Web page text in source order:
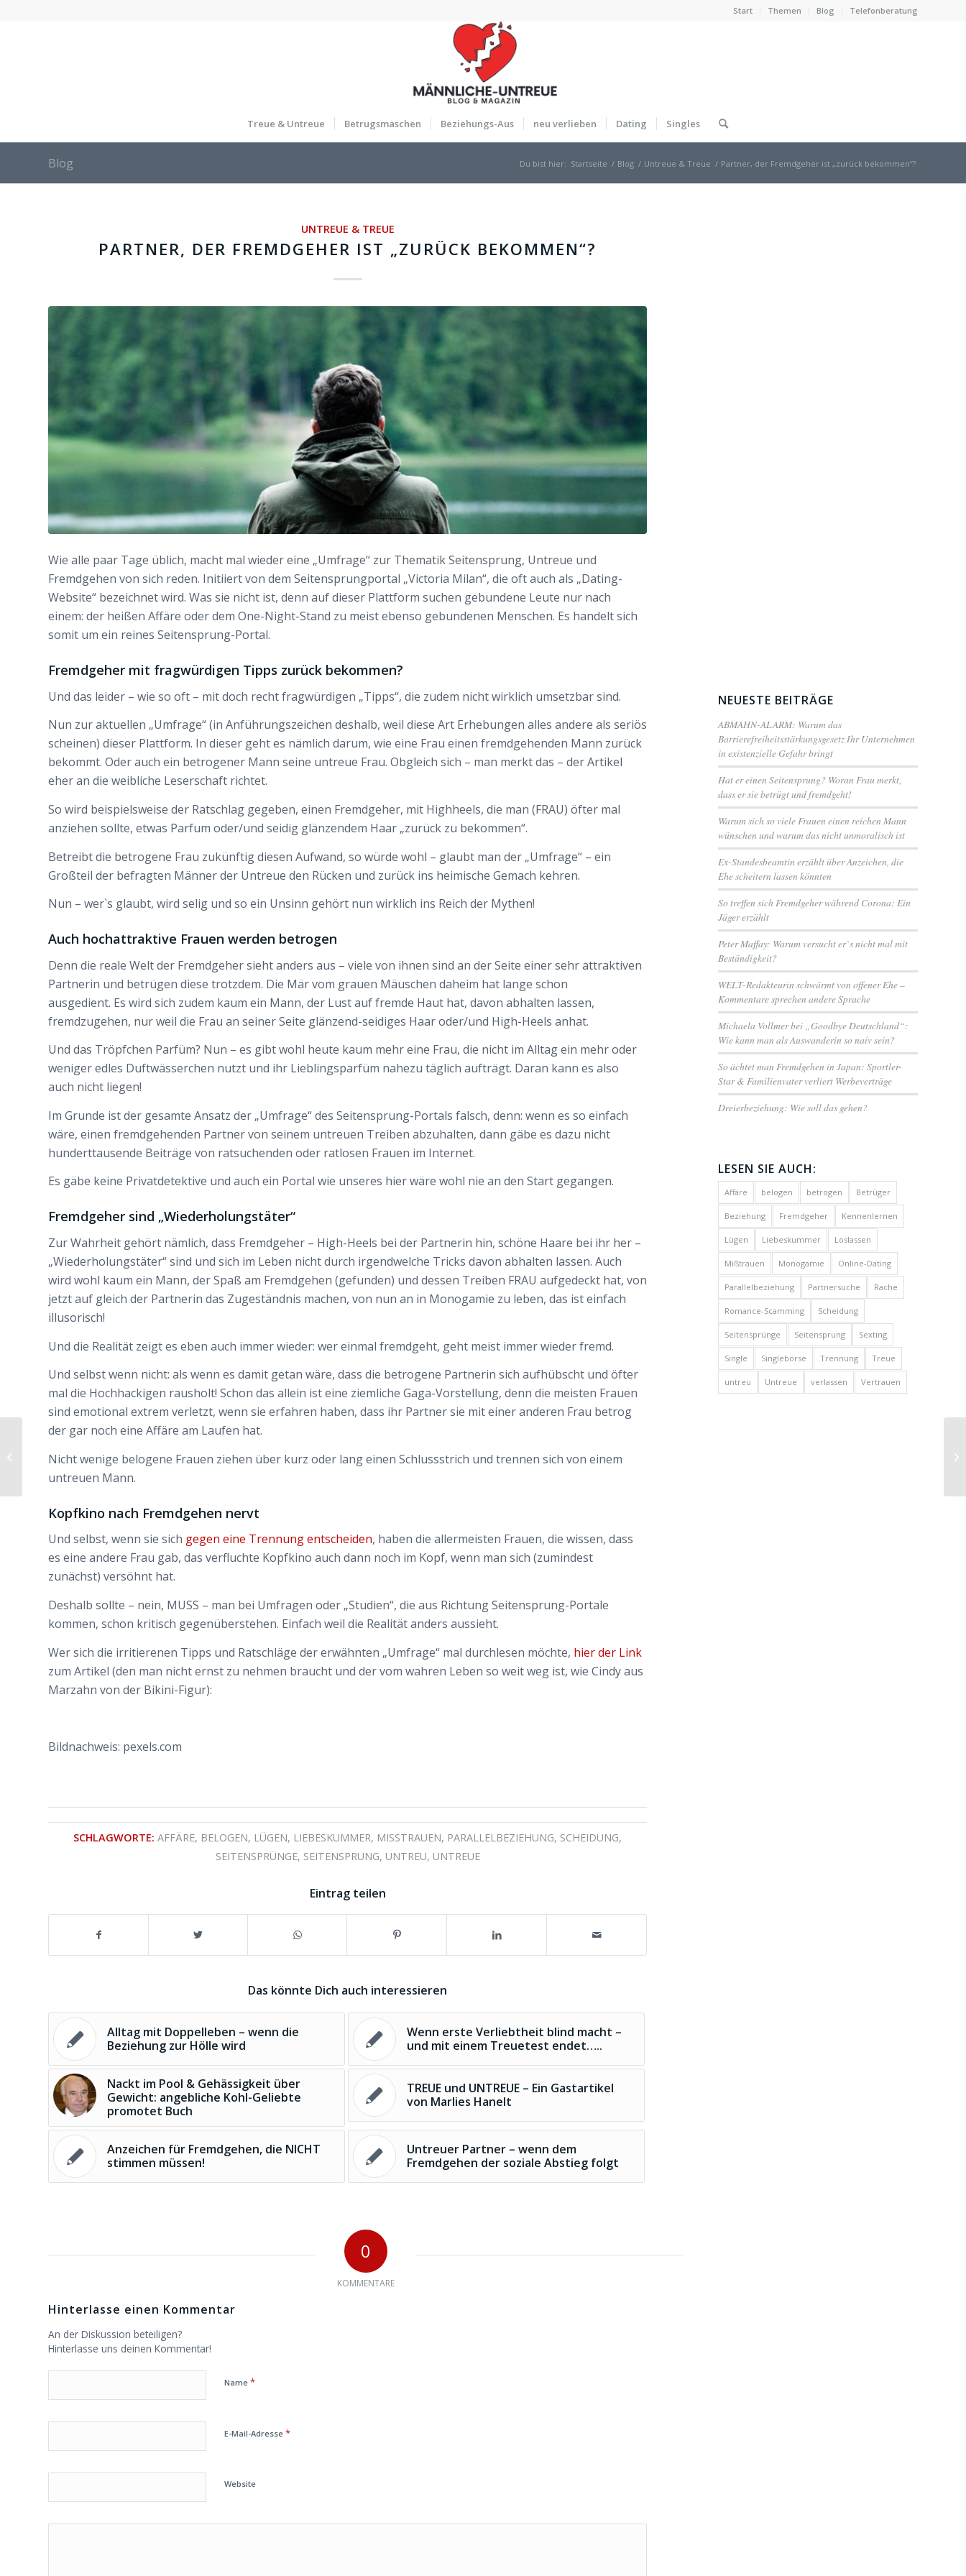
Start Themen Blog Telefonberatung
Treue & Untreue Betrugsmaschen Beziehungs-Aus neu verlieben Dating Singles
Blog Du bist hier: Startseite / Blog / Untreue & Treue / Partner, der Fremdgeher ist „zurück bekommen“?
UNTREUE & TREUE
PARTNER, DER FREMDGEHER IST „ZURÜCK BEKOMMEN“?
Wie alle paar Tage üblich, macht mal wieder eine „Umfrage“ zur Thematik Seitensprung, Untreue und
Fremdgehen von sich reden. Initiiert von dem Seitensprungportal „Victoria Milan“, die oft auch als „Dating-
Website“ bezeichnet wird. Was sie nicht ist, denn auf dieser Plattform suchen gebundene Leute nur nach
einem: der heißen Affäre oder dem One-Night-Stand zu meist ebenso gebundenen Menschen. Es handelt sich
somit um ein reines Seitensprung-Portal.
Fremdgeher mit fragwürdigen Tipps zurück bekommen?
Und das leider – wie so oft – mit doch recht fragwürdigen „Tipps“, die zudem nicht wirklich umsetzbar sind.
Nun zur aktuellen „Umfrage“ (in Anführungszeichen deshalb, weil diese Art Erhebungen alles andere als seriös
scheinen) dieser Plattform. In dieser geht es nämlich darum, wie eine Frau einen fremdgehenden Mann zurück
bekommt. Oder auch ein betrogener Mann seine untreue Frau. Obgleich sich – man merkt das – der Artikel
eher an die weibliche Leserschaft richtet.
So wird beispielsweise der Ratschlag gegeben, einen Fremdgeher, mit Highheels, die man (FRAU) öfter mal
anziehen sollte, etwas Parfum oder/und seidig glänzendem Haar „zurück zu bekommen“.
Betreibt die betrogene Frau zukünftig diesen Aufwand, so würde wohl – glaubt man der „Umfrage“ – ein
Großteil der befragten Männer der Untreue den Rücken und zurück ins heimische Gemach kehren.
Nun – wer`s glaubt, wird selig und so ein Unsinn gehört nun wirklich ins Reich der Mythen!
Auch hochattraktive Frauen werden betrogen
Denn die reale Welt der Fremdgeher sieht anders aus – viele von ihnen sind an der Seite einer sehr attraktiven
Partnerin und betrügen diese trotzdem. Die Mär vom grauen Mäuschen daheim hat lange schon
ausgedient. Es wird sich zudem kaum ein Mann, der Lust auf fremde Haut hat, davon abhalten lassen,
fremdzugehen, nur weil die Frau an seiner Seite glänzend-seidiges Haar oder/und High-Heels anhat.
Und das Tröpfchen Parfüm? Nun – es gibt wohl heute kaum mehr eine Frau, die nicht im Alltag ein mehr oder
weniger edles Duftwässerchen nutzt und ihr Lieblingsparfüm nahezu täglich aufträgt. Daran kann es also
auch nicht liegen!
Im Grunde ist der gesamte Ansatz der „Umfrage“ des Seitensprung-Portals falsch, denn: wenn es so einfach
wäre, einen fremdgehenden Partner von seinem untreuen Treiben abzuhalten, dann gäbe es dazu nicht
hunderttausende Beiträge von ratsuchenden oder ratlosen Frauen im Internet.
Es gäbe keine Privatdetektive und auch ein Portal wie unseres hier wäre wohl nie an den Start gegangen.
Fremdgeher sind „Wiederholungstäter“
Zur Wahrheit gehört nämlich, dass Fremdgeher – High-Heels bei der Partnerin hin, schöne Haare bei ihr her –
„Wiederholungstäter“ sind und sich im Leben nicht durch irgendwelche Tricks davon abhalten lassen. Auch
wird wohl kaum ein Mann, der Spaß am Fremdgehen (gefunden) und dessen Treiben FRAU aufgedeckt hat, von
jetzt auf gleich der Partnerin das Zugeständnis machen, von nun an in Monogamie zu leben, das ist einfach
illusorisch!
Und die Realität zeigt es eben auch immer wieder: wer einmal fremdgeht, geht meist immer wieder fremd.
Und selbst wenn nicht: als wenn es damit getan wäre, dass die betrogene Partnerin sich aufhübscht und öfter
mal die Hochhackigen rausholt! Schon das allein ist eine ziemliche Gaga-Vorstellung, denn die meisten Frauen
sind emotional extrem verletzt, wenn sie erfahren haben, dass ihr Partner sie mit einer anderen Frau betrog
der gar noch eine Affäre am Laufen hat.
Nicht wenige belogene Frauen ziehen über kurz oder lang einen Schlussstrich und trennen sich von einem
untreuen Mann.
Kopfkino nach Fremdgehen nervt
Und selbst, wenn sie sich gegen eine Trennung entscheiden, haben die allermeisten Frauen, die wissen, dass
es eine andere Frau gab, das verfluchte Kopfkino auch dann noch im Kopf, wenn man sich (zumindest
zunächst) versöhnt hat.
Deshalb sollte – nein, MUSS – man bei Umfragen oder „Studien“, die aus Richtung Seitensprung-Portale
kommen, schon kritisch gegenüberstehen. Einfach weil die Realität anders aussieht.
Wer sich die irritierenen Tipps und Ratschläge der erwähnten „Umfrage“ mal durchlesen möchte, hier der Link
zum Artikel (den man nicht ernst zu nehmen braucht und der vom wahren Leben so weit weg ist, wie Cindy aus
Marzahn von der Bikini-Figur):
Bildnachweis: pexels.com
SCHLAGWORTE: AFFÄRE, BELOGEN, LÜGEN, LIEBESKUMMER, MISSTRAUEN , PARALLELBEZIEHUNG, SCHEIDUNG,
SEITENSPRÜNGE, SEITENSPRUNG, UNTREU, UNTREUE
Eintrag teilen
Das könnte Dich auch interessieren
Alltag mit Doppelleben – wenn die
Beziehung zur Hölle wird
Wenn erste Verliebtheit blind macht –
und mit einem Treuetest endet…..
Nackt im Pool & Gehässigkeit über
Gewicht: angebliche Kohl-Geliebte
promotet Buch
TREUE und UNTREUE – Ein Gastartikel
von Marlies Hanelt
Anzeichen für Fremdgehen, die NICHT
stimmen müssen!
Untreuer Partner – wenn dem
Fremdgehen der soziale Abstieg folgt
0
KOMMENTARE
Hinterlasse einen Kommentar
An der Diskussion beteiligen?
Hinterlasse uns deinen Kommentar!
Name *
E-Mail-Adresse *
Website
NEUESTE BEITRÄGE
ABMAHN-ALARM: Warum das
Barrierefreiheitsstärkungsgesetz Ihr Unternehmen
in existenzielle Gefahr bringt
Hat er einen Seitensprung? Woran Frau merkt,
dass er sie betrügt und fremdgeht!
Warum sich so viele Frauen einen reichen Mann
wünschen und warum das nicht unmoralisch ist
Ex-Standesbeamtin erzählt über Anzeichen, die
Ehe scheitern lassen könnten
So treffen sich Fremdgeher während Corona: Ein
Jäger erzählt
Peter Maffay: Warum versucht er`s nicht mal mit
Beständigkeit?
WELT-Redakteurin schwärmt von offener Ehe –
Kommentare sprechen andere Sprache
Michaela Vollmer bei „Goodbye Deutschland“:
Wie kann man als Auswanderin so naiv sein?
So ächtet man Fremdgehen in Japan: Sportler-
Star & Familienvater verliert Werbeverträge
Dreierbeziehung: Wie soll das gehen?
LESEN SIE AUCH:
Affäre belogen betrogen Betrüger
Beziehung Fremdgeher Kennenlernen
Lügen Liebeskummer Loslassen
Mißtrauen Monogamie Online-Dating
Parallelbeziehung Partnersuche Rache
Romance-Scamming Scheidung
Seitensprünge Seitensprung Sexting
Single Singlebörse Trennung Treue
untreu Untreue verlassen Vertrauen
WDR-DOKU: „Wie heilt
ein gebrochenes